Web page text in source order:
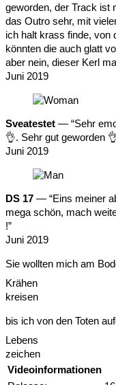
geworden, der Track ist
das Outro sehr, mit
ich halt krass finde, von
könnten die auch glatt
aber nein, dieser Kerl
Juni 2019
Sveatestet — “Sehr
👌. Sehr gut geworden
Juni 2019
DS 17 — “Eins meiner
mega schön, mach
!”
Juni 2019
Sie wollten mich am
Krähen
kreisen
bis ich von den Toten
Lebens
zeichen
Videoinformationen